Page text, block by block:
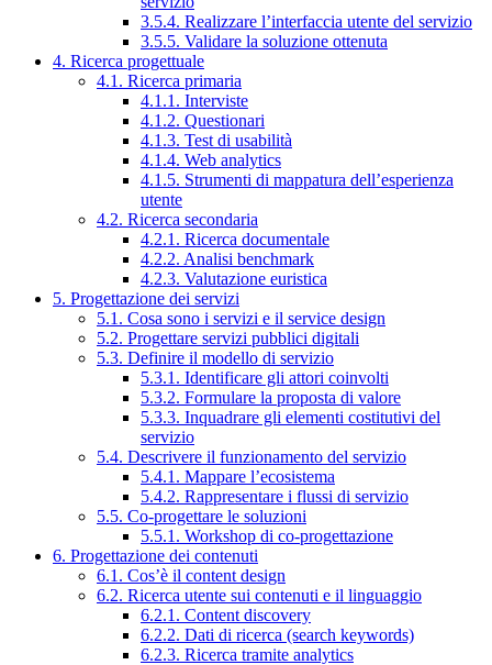
3.5.4. Realizzare l’interfaccia utente del servizio
3.5.5. Validare la soluzione ottenuta
4. Ricerca progettuale
4.1. Ricerca primaria
4.1.1. Interviste
4.1.2. Questionari
4.1.3. Test di usabilità
4.1.4. Web analytics
4.1.5. Strumenti di mappatura dell’esperienza
utente
4.2. Ricerca secondaria
4.2.1. Ricerca documentale
4.2.2. Analisi benchmark
4.2.3. Valutazione euristica
5. Progettazione dei servizi
5.1. Cosa sono i servizi e il service design
5.2. Progettare servizi pubblici digitali
5.3. Definire il modello di servizio
5.3.1. Identificare gli attori coinvolti
5.3.2. Formulare la proposta di valore
5.3.3. Inquadrare gli elementi costitutivi del
servizio
5.4. Descrivere il funzionamento del servizio
5.4.1. Mappare l’ecosistema
5.4.2. Rappresentare i flussi di servizio
5.5. Co-progettare le soluzioni
5.5.1. Workshop di co-progettazione
6. Progettazione dei contenuti
6.1. Cos’è il content design
6.2. Ricerca utente sui contenuti e il linguaggio
6.2.1. Content discovery
6.2.2. Dati di ricerca (search keywords)
6.2.3. Ricerca tramite analytics